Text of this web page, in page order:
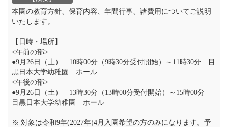
本園の教育方針、保育内容、年間行事、諸費用についてご説明
いたします。
【日時・場所】
<午前の部>
●9月26日（土） 10時00分（9時30分受付開始）～11時30分 目
黒日本大学幼稚園 ホール
<午後の部>
●9月26日（土） 13時30分（13時00分受付開始）～15時00分
目黒日本大学幼稚園 ホール
※ 対象は令和9年(2027年)4月入園希望の方のみになります。予